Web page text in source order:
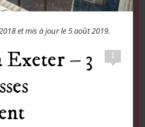
et mis à jour le5 août 2019.
1
– 3